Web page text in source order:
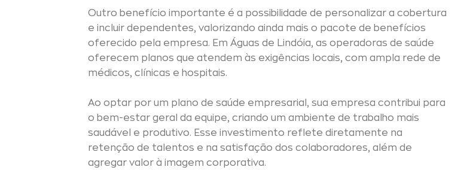
Outro benefício importante é a possibilidade de personalizar a cobertura
e incluir dependentes, valorizando ainda mais o pacote de benefícios
oferecido pela empresa. Em Águas de Lindóia, as operadoras de saúde
oferecem planos que atendem às exigências locais, com ampla rede de
médicos, clínicas e hospitais.
Ao optar por um plano de saúde empresarial, sua empresa contribui para
o bem-estar geral da equipe, criando um ambiente de trabalho mais
saudável e produtivo. Esse investimento reflete diretamente na
retenção de talentos e na satisfação dos colaboradores, além de
agregar valor à imagem corporativa.